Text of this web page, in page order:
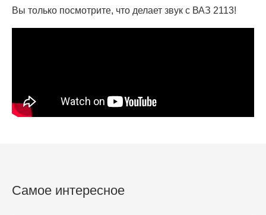
Вы только посмотрите, что делает звук с ВАЗ 2113!
Самое интересное